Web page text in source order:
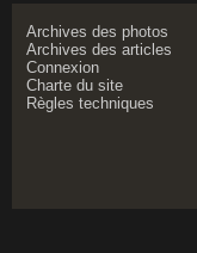
Archives des photos
Archives des articles
Connexion
Charte du site
Règles techniques